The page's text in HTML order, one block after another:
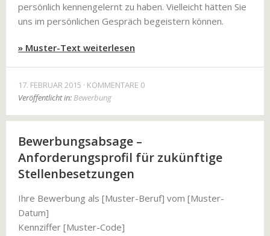
persönlich kennengelernt zu haben. Vielleicht hätten Sie
uns im persönlichen Gespräch begeistern können.
» Muster-Text weiterlesen
17. FEBRUAR 2015
KOMMENTARE 0
Veröffentlicht in:Bewerbung
Bewerbungsabsage –
Anforderungsprofil für zukünftige
Stellenbesetzungen
Ihre Bewerbung als [Muster-Beruf] vom [Muster-
Datum]
Kennziffer [Muster-Code]